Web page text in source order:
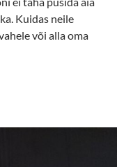
Kuidas neile
või alla oma